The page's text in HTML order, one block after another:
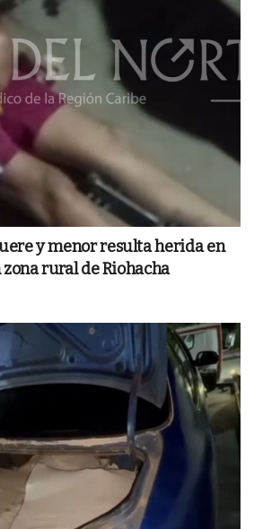
y menor resulta herida en
rural de Riohacha